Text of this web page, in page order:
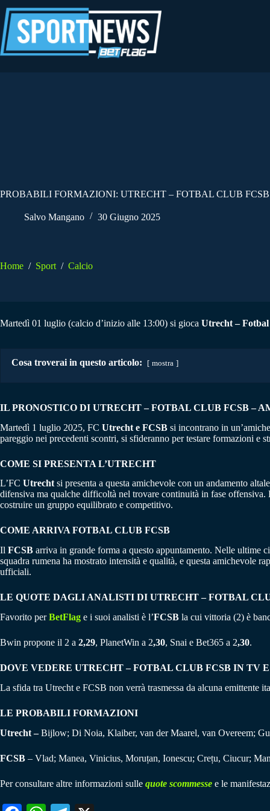
al
contenuto
PROBABILI FORMAZIONI: UTRECHT – FOTBAL CLUB
Salvo Mangano 30 Giugno 2025
Home / Sport / Calcio
Martedì 01 luglio (calcio d’inizio alle 13:00) si gioca Utrecht –
Cosa troverai in questo articolo: mostra
IL PRONOSTICO DI UTRECHT – FOTBAL CLUB FCSB –
Martedì 1 luglio 2025, FC Utrecht e FCSB si incontrano in
pareggio nei precedenti scontri, si sfideranno per testare formazioni e
COME SI PRESENTA L’UTRECHT
L’FC Utrechtsi presenta a questa amichevole con un andamento
difensiva ma qualche difficoltà nel trovare continuità in fase
costruire un gruppo equilibrato e competitivo.
COME ARRIVAFOTBAL CLUB FCSB
Il FCSB arriva in grande forma a questo appuntamento. Nelle ultime
squadra rumena ha mostrato intensità e qualità, e questa amichevole
ufficiali.
LE QUOTE DAGLI ANALISTI DI UTRECHT – FOTBAL
Favorito perBetFlag e i suoi analisti è l’FCSB la cui vittoria (2) è
Bwin propone il 2 a 2,29, PlanetWin a 2,30, Snai e Bet365 a 2,30.
DOVE VEDERE UTRECHT – FOTBAL CLUB FCSB IN TV
La sfida tra Utrecht e FCSB non verrà trasmessa da alcuna emittente
LE PROBABILI FORMAZIONI
Utrecht –Bijlow; Di Noia, Klaiber, van der Maarel, van Overeem;
FCSB – Vlad; Manea, Vinicius, Moruțan, Ionescu; Crețu, Ciucur;
Per consultare altre informazioni sulle quote scommesse e le